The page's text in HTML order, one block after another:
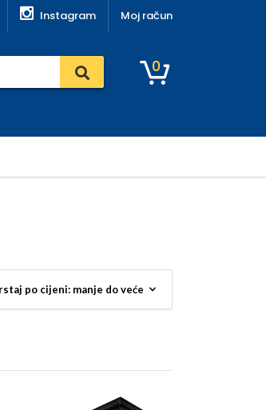
Instagram Moj račun
0